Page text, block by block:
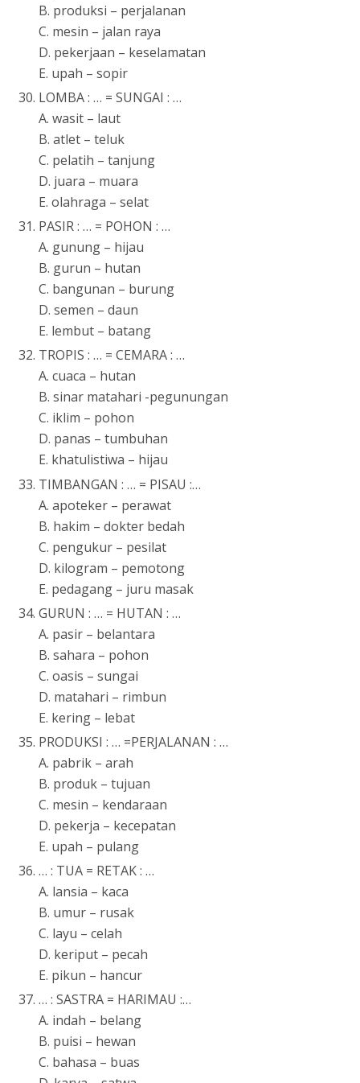
B. produksi – perjalanan
C. mesin – jalan raya
D. pekerjaan – keselamatan
E. upah – sopir
LOMBA : … = SUNGAI : …
A. wasit – laut
B. atlet – teluk
C. pelatih – tanjung
D. juara – muara
E. olahraga – selat
PASIR : … = POHON : …
A. gunung – hijau
B. gurun – hutan
C. bangunan – burung
D. semen – daun
E. lembut – batang
TROPIS : … = CEMARA : …
A. cuaca – hutan
B. sinar matahari -pegunungan
C. iklim – pohon
D. panas – tumbuhan
E. khatulistiwa – hijau
TIMBANGAN : … = PISAU :…
A. apoteker – perawat
B. hakim – dokter bedah
C. pengukur – pesilat
D. kilogram – pemotong
E. pedagang – juru masak
GURUN : … = HUTAN : …
A. pasir – belantara
B. sahara – pohon
C. oasis – sungai
D. matahari – rimbun
E. kering – lebat
PRODUKSI : … =PERJALANAN : …
A. pabrik – arah
B. produk – tujuan
C. mesin – kendaraan
D. pekerja – kecepatan
E. upah – pulang
… : TUA = RETAK : …
A. lansia – kaca
B. umur – rusak
C. layu – celah
D. keriput – pecah
E. pikun – hancur
… : SASTRA = HARIMAU :…
A. indah – belang
B. puisi – hewan
C. bahasa – buas